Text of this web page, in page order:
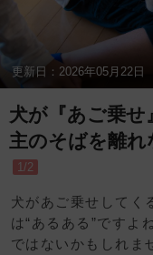
更新日： 2026年05月22日
犬が『あご乗
主のそばを離れ
1/2
犬があご乗せしてく
は“あるある”ですよ
ではないかもしれま